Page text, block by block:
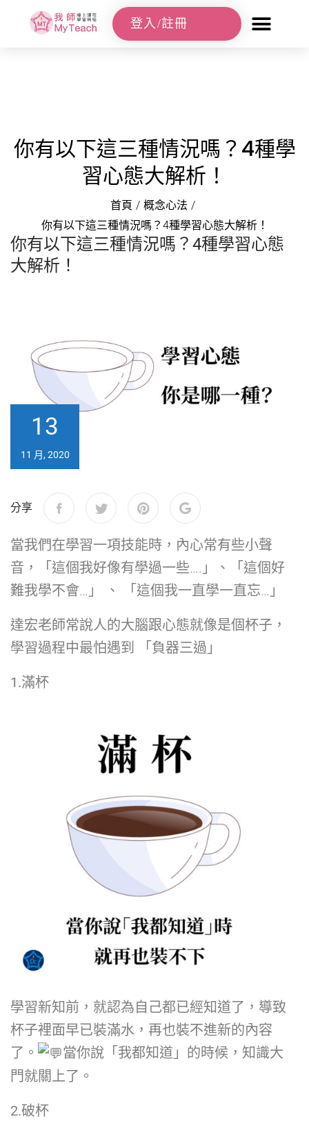
登入/註冊
你有以下這三種情況嗎？4種學
習心態大解析！
首頁 / 概念心法 /
你有以下這三種情況嗎？4種學習心態大解析！
你有以下這三種情況嗎？4種學習心態
大解析！
13
11 月, 2020
分享
當我們在學習一項技能時，內心常有些小聲
音，「這個我好像有學過一些….」、「這個好
難我學不會…」 、 「這個我一直學一直忘…」
達宏老師常說人的大腦跟心態就像是個杯子，
學習過程中最怕遇到 「負器三過」
1.滿杯
學習新知前，就認為自己都已經知道了，導致
杯子裡面早已裝滿水，再也裝不進新的內容
了。
當你說「我都知道」的時候，知識大
門就關上了。
2.破杯